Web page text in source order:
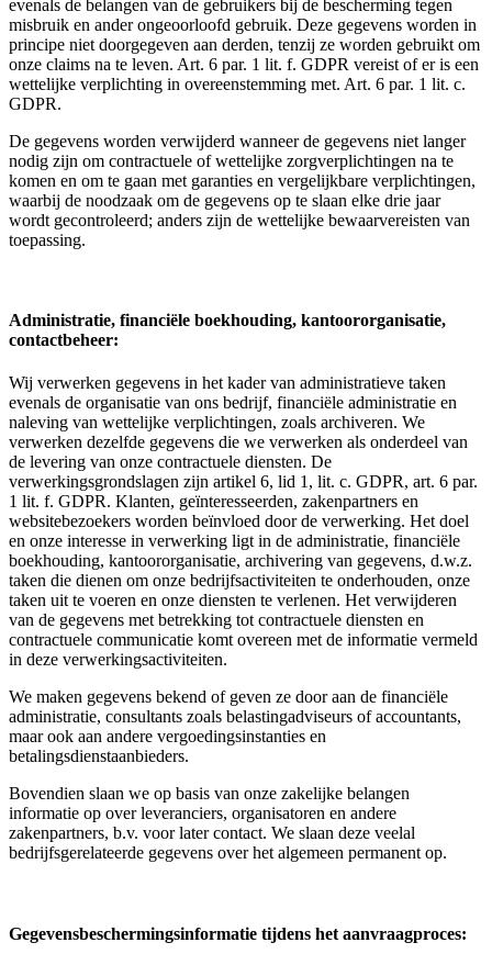
evenals de belangen van de gebruikers bij de bescherming tegen
misbruik en ander ongeoorloofd gebruik. Deze gegevens worden in
principe niet doorgegeven aan derden, tenzij ze worden gebruikt om
onze claims na te leven. Art. 6 par. 1 lit. f. GDPR vereist of er is een
wettelijke verplichting in overeenstemming met. Art. 6 par. 1 lit. c.
GDPR.
De gegevens worden verwijderd wanneer de gegevens niet langer
nodig zijn om contractuele of wettelijke zorgverplichtingen na te
komen en om te gaan met garanties en vergelijkbare verplichtingen,
waarbij de noodzaak om de gegevens op te slaan elke drie jaar
wordt gecontroleerd; anders zijn de wettelijke bewaarvereisten van
toepassing.
Administratie, financiële boekhouding, kantoororganisatie,
contactbeheer:
Wij verwerken gegevens in het kader van administratieve taken
evenals de organisatie van ons bedrijf, financiële administratie en
naleving van wettelijke verplichtingen, zoals archiveren. We
verwerken dezelfde gegevens die we verwerken als onderdeel van
de levering van onze contractuele diensten. De
verwerkingsgrondslagen zijn artikel 6, lid 1, lit. c. GDPR, art. 6 par.
1 lit. f. GDPR. Klanten, geïnteresseerden, zakenpartners en
websitebezoekers worden beïnvloed door de verwerking. Het doel
en onze interesse in verwerking ligt in de administratie, financiële
boekhouding, kantoororganisatie, archivering van gegevens, d.w.z.
taken die dienen om onze bedrijfsactiviteiten te onderhouden, onze
taken uit te voeren en onze diensten te verlenen. Het verwijderen
van de gegevens met betrekking tot contractuele diensten en
contractuele communicatie komt overeen met de informatie vermeld
in deze verwerkingsactiviteiten.
We maken gegevens bekend of geven ze door aan de financiële
administratie, consultants zoals belastingadviseurs of accountants,
maar ook aan andere vergoedingsinstanties en
betalingsdienstaanbieders.
Bovendien slaan we op basis van onze zakelijke belangen
informatie op over leveranciers, organisatoren en andere
zakenpartners, b.v. voor later contact. We slaan deze veelal
bedrijfsgerelateerde gegevens over het algemeen permanent op.
Gegevensbeschermingsinformatie tijdens het aanvraagproces: